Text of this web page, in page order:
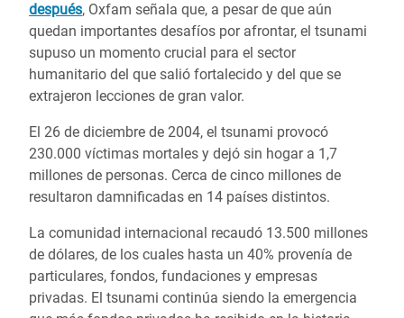
después, Oxfam señala que, a pesar de que aún
quedan importantes desafíos por afrontar, el tsunami
supuso un momento crucial para el sector
humanitario del que salió fortalecido y del que se
extrajeron lecciones de gran valor.
El 26 de diciembre de 2004, el tsunami provocó
230.000 víctimas mortales y dejó sin hogar a 1,7
millones de personas. Cerca de cinco millones de
resultaron damnificadas en 14 países distintos.
La comunidad internacional recaudó 13.500 millones
de dólares, de los cuales hasta un 40% provenía de
particulares, fondos, fundaciones y empresas
privadas. El tsunami continúa siendo la emergencia